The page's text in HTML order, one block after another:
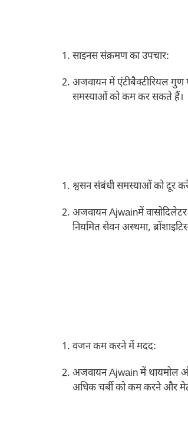
साइनस संक्रमण का उपचार:
अजवायन में एंटीबैक्टीरियल गुण
समस्याओं को कम कर सकते हैं।
श्वसन संबंधी समस्याओं को दूर
अजवायन Ajwainमें
नियमित सेवन अस्थमा,
वजन कम करने में मदद:
अजवायन Ajwain में थायमोल
अधिक चर्बी को कम करने और